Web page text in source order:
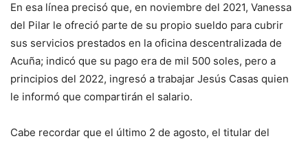
En esa línea precisó que, en noviembre del 2021, Vanessa
del Pilar le ofreció parte de su propio sueldo para cubrir
sus servicios prestados en la oficina descentralizada de
Acuña; indicó que su pago era de mil 500 soles, pero a
principios del 2022, ingresó a trabajar Jesús Casas quien
le informó que compartirán el salario.
Cabe recordar que el último 2 de agosto, el titular del